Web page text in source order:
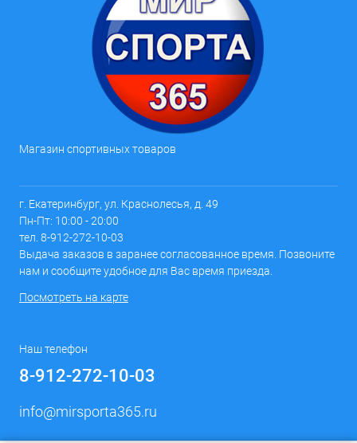
Магазин спортивных товаров
г. Екатеринбург, ул. Краснолесья, д. 49
Пн-Пт: 10:00 - 20:00
тел. 8-912-272-10-03
Выдача заказов в заранее согласованное время. Позвоните
нам и сообщите удобное для Вас время приезда.
Посмотреть на карте
Наш телефон
8-912-272-10-03
info@mirsporta365.ru